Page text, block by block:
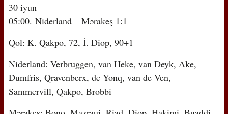
30 iyun
05:00. Niderland – Mərakeş 1:1
Qol: K. Qakpo, 72, İ. Diop, 90+1
Niderland: Verbruggen, van Heke, van Deyk, Ake,
Dumfris, Qravenberx, de Yonq, van de Ven,
Sammervill, Qakpo, Brobbi